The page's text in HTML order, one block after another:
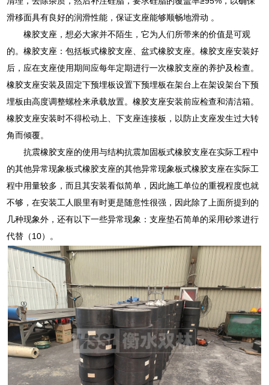
滑移面具有良好的润滑性能，保证支座能够顺畅地滑动 。
橡胶支座，想必大家并不陌生，它为人们所带来的价值是可观
的。橡胶支座：包括板式橡胶支座、盆式橡胶支座。橡胶支座安装好
后，应在支座使用期间应每年定期进行一次橡胶支座的养护及检查。
橡胶支座安装及固定下预埋板设置下预埋板在架台上在架设架台下预
埋板由高度调整螺栓来承载放置。橡胶支座安装前应检查和清洁箱。
橡胶支座安装时不得松动上、下支座连接板，以防止支座发生过大转
角而倾覆。
抗震橡胶支座的使用与结构抗震加固板式橡胶支座在实际工程中
的其他异常现象板式橡胶支座的其他异常现象板式橡胶支座在实际工
程中用量较多，而且其安装看似简单，因此施工单位的重视程度也就
不够，在安装工人眼里有时更是随意性很强，因此除了上面所提到的
几种现象外，还有以下一些异常现象：支座垫石简单的采用砂浆进行
代替（10）。